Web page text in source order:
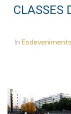
CLASSES
In Esdeveniments